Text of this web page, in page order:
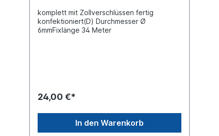
komplett mit Zollverschlüssen fertig
konfektioniert(D) Durchmesser Ø
6mmFixlänge 34 Meter
24,00 €*
In den Warenkorb